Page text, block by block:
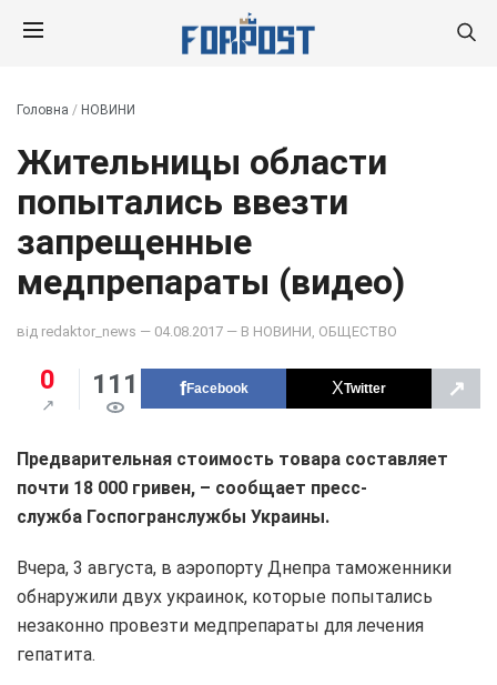
Головна / НОВИНИ
Жительницы области
попытались ввезти
запрещенные
медпрепараты (видео)
від redaktor_news — 04.08.2017 — В НОВИНИ ОБЩЕСТВО
0 111 Facebook Twitter ↗
Предварительная стоимость товара составляет
почти 18 000 гривен, – сообщает пресс-
служба Госпогранслужбы Украины.
Вчера, 3 августа, в аэропорту Днепра таможенники
обнаружили двух украинок, которые попытались
незаконно провезти медпрепараты для лечения
гепатита.